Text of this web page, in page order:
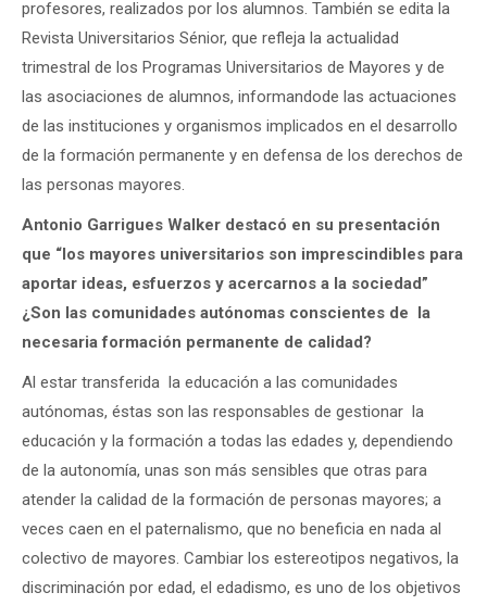
profesores, realizados por los alumnos. También se edita la
Revista Universitarios Sénior, que refleja la actualidad
trimestral de los Programas Universitarios de Mayores y de
las asociaciones de alumnos, informandode las actuaciones
de las instituciones y organismos implicados en el desarrollo
de la formación permanente y en defensa de los derechos de
las personas mayores.
Antonio Garrigues Walker destacó en su presentación
que “los mayores universitarios son imprescindibles para
aportar ideas, esfuerzos y acercarnos a la sociedad”
¿Son las comunidades autónomas conscientes de la
necesaria formación permanente de calidad?
Al estar transferida la educación a las comunidades
autónomas, éstas son las responsables de gestionar la
educación y la formación a todas las edades y, dependiendo
de la autonomía, unas son más sensibles que otras para
atender la calidad de la formación de personas mayores; a
veces caen en el paternalismo, que no beneficia en nada al
colectivo de mayores. Cambiar los estereotipos negativos, la
discriminación por edad, el edadismo, es uno de los objetivos